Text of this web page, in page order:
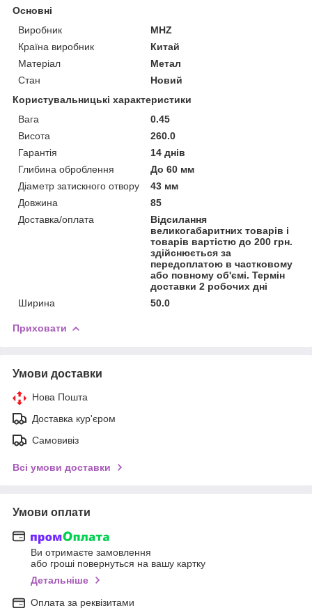
Основні
Виробник
MHZ
Країна виробник
Китай
Матеріал
Метал
Стан
Новий
Користувальницькі характеристики
Вага
0.45
Висота
260.0
Гарантія
14 днів
Глибина оброблення
До 60 мм
Діаметр затискного отвору
43 мм
Довжина
85
Доставка/оплата
Відсилання
великогабаритних товарів і
товарів вартістю до 200 грн.
здійснюється за
передоплатою в частковому
або повному об'ємі. Термін
доставки 2 робочих дні
Ширина
50.0
Приховати
Умови доставки
Нова Пошта
Доставка кур'єром
Самовивіз
Всі умови доставки
Умови оплати
Ви отримаєте замовлення
або гроші повернуться на вашу картку
Детальніше
Оплата за реквізитами